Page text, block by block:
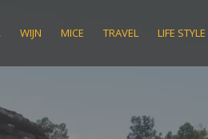
WIJN MICE TRAVEL LIFE STYLE